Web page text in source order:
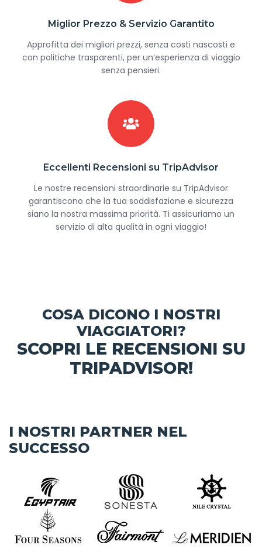
Miglior Prezzo & Servizio Garantito
Approfitta dei migliori prezzi, senza costi nascosti e
con politiche trasparenti, per un’esperienza di viaggio
senza pensieri.
Eccellenti Recensioni su TripAdvisor
Le nostre recensioni straordinarie su TripAdvisor
garantiscono che la tua soddisfazione e sicurezza
siano la nostra massima priorità. Ti assicuriamo un
servizio di alta qualità in ogni viaggio!
COSA DICONO I NOSTRI
VIAGGIATORI?
SCOPRI LE RECENSIONI SU
TRIPADVISOR!
I NOSTRI PARTNER NEL
SUCCESSO